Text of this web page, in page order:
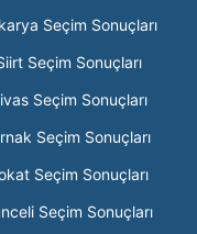
Seçim Sonuçları
Seçim Sonuçları
Seçim Sonuçları
Seçim Sonuçları
Seçim Sonuçları
Seçim Sonuçları